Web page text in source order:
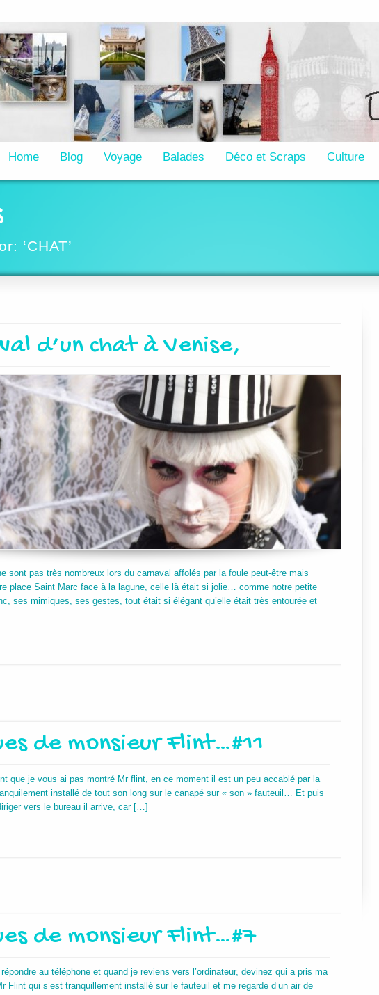
Home Blog Voyage Balades Déco et Scraps Culture
‘CHAT’
d’un chat à Venise,
sont pas très nombreux lors du carnaval affolés par la foule peut-être mais
place Saint Marc face à la lagune, celle là était si jolie… comme notre petite
ses mimiques, ses gestes, tout était si élégant qu’elle était très entourée et
de monsieur Flint…#11
que je vous ai pas montré Mr flint, en ce moment il est un peu accablé par la
installé de tout son long sur le canapé sur « son » fauteuil… Et puis
vers le bureau il arrive, car […]
de monsieur Flint…#7
au téléphone et quand je reviens vers l’ordinateur, devinez qui a pris ma
Flint qui s’est tranquillement installé sur le fauteuil et me regarde d’un air de